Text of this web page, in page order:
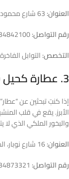
العنوان:
رقم التواصل:
التخصص:التوابل
3. عطارة كحيل (خلف المحكمة الحقانية)
إذا كنتِ تبحثين عن
الأبرز. يقع في قلب
والبخور الملكي الذي لا
العنوان:
رقم التواصل: